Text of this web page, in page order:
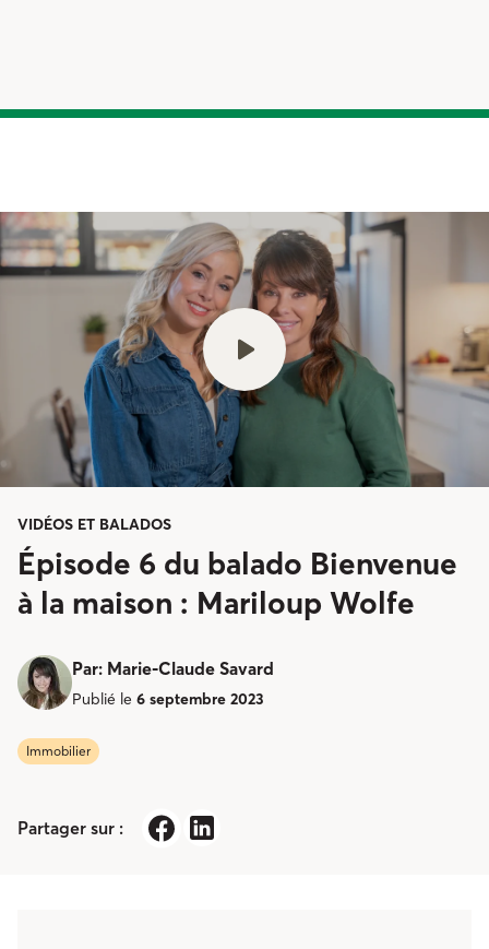
VIDÉOS ET BALADOS
Épisode 6 du balado Bienvenue
à la maison : Mariloup Wolfe
Par: Marie-Claude Savard
Publié le 6 septembre 2023
Immobilier
Partager sur :